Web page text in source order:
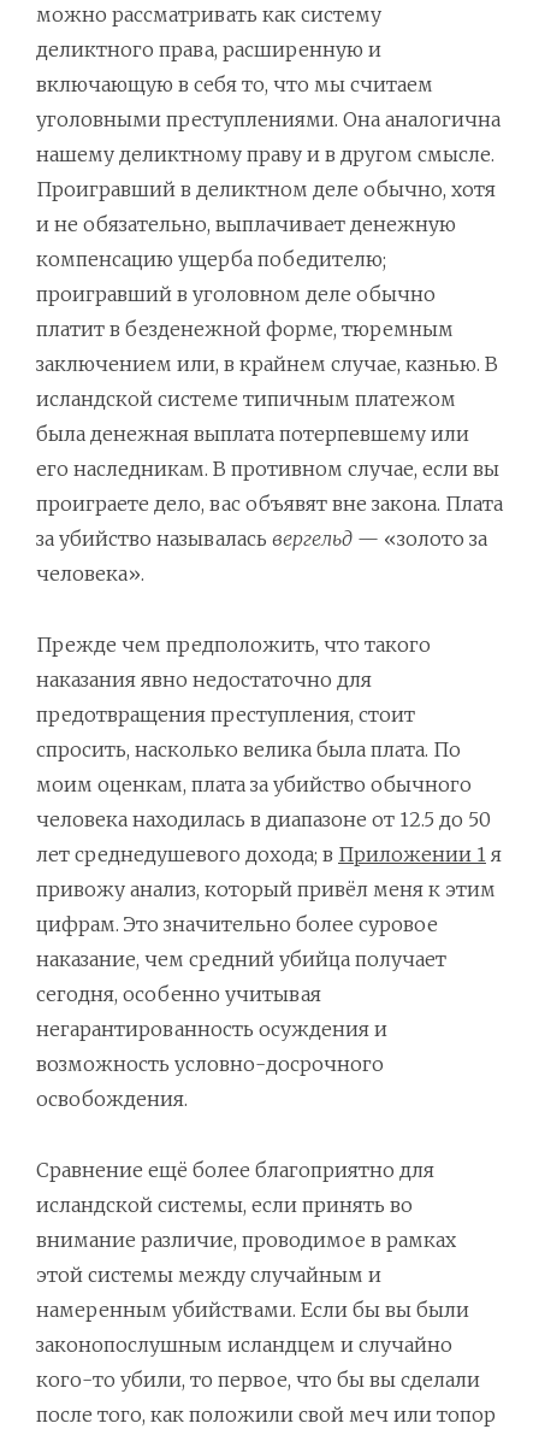
можно рассматривать как систему
деликтного права, расширенную и
включающую в себя то, что мы считаем
уголовными преступлениями. Она аналогична
нашему деликтному праву и в другом смысле.
Проигравший в деликтном деле обычно, хотя
и не обязательно, выплачивает денежную
компенсацию ущерба победителю;
проигравший в уголовном деле обычно
платит в безденежной форме, тюремным
заключением или, в крайнем случае, казнью. В
исландской системе типичным платежом
была денежная выплата потерпевшему или
его наследникам. В противном случае, если вы
проиграете дело, вас объявят вне закона. Плата
за убийство называлась вергельд — «золото за
человека».
Прежде чем предположить, что такого
наказания явно недостаточно для
предотвращения преступления, стоит
спросить, насколько велика была плата. По
моим оценкам, плата за убийство обычного
человека находилась в диапазоне от 12.5 до 50
лет среднедушевого дохода; в Приложении 1 я
привожу анализ, который привёл меня к этим
цифрам. Это значительно более суровое
наказание, чем средний убийца получает
сегодня, особенно учитывая
негарантированность осуждения и
возможность условно-досрочного
освобождения.
Сравнение ещё более благоприятно для
исландской системы, если принять во
внимание различие, проводимое в рамках
этой системы между случайным и
намеренным убийствами. Если бы вы были
законопослушным исландцем и случайно
кого-то убили, то первое, что бы вы сделали
после того, как положили свой меч или топор